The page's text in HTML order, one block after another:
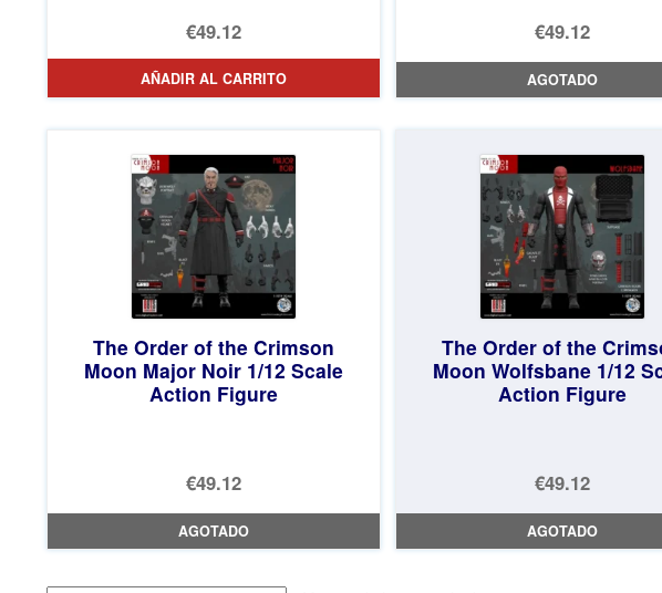
€49.12
AÑADIR AL CARRITO
€49.12
AGOTADO
The Order of the Crimson
Moon Major Noir 1/12 Scale
Action Figure
€49.12
AGOTADO
The Order of the
Moon Wolfsbane 1/12
Action Figure
€49.12
AGOTADO